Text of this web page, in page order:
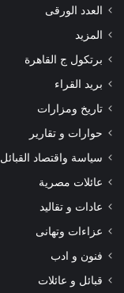
العدد الورقى
المزيد
برتكول ج القاهرة
بريد القراء
تاريخ ومزارات
حوارات و تقارير
سياسة واقتصاد القبائل
عائلات مصرية
عادات و تقاليد
عزاءات وتهانى
فنون و ادب
قبائل و عائلات